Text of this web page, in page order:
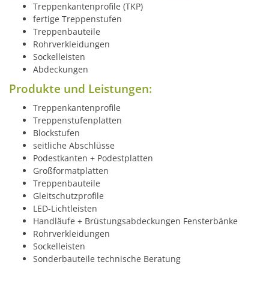
Treppenkantenprofile (TKP)
fertige Treppenstufen
Treppenbauteile
Rohrverkleidungen
Sockelleisten
Abdeckungen
Produkte und Leistungen:
Treppenkantenprofile
Treppenstufenplatten
Blockstufen
seitliche Abschlüsse
Podestkanten + Podestplatten
Großformatplatten
Treppenbauteile
Gleitschutzprofile
LED-Lichtleisten
Handläufe + Brüstungsabdeckungen Fensterbänke
Rohrverkleidungen
Sockelleisten
Sonderbauteile technische Beratung